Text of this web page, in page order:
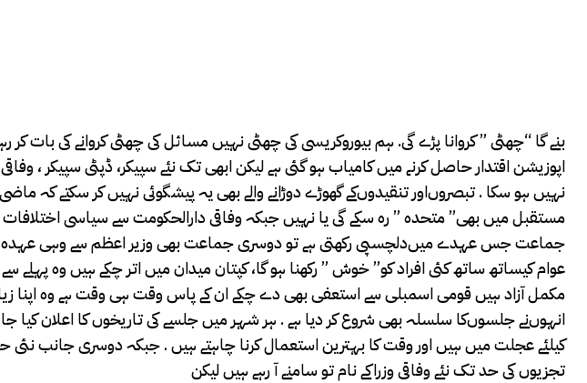
بنے گا “چھٹی ” کروانا پڑے گی. ہم بیوروکریسی کی چھٹی نہیں مسائل کی چھٹی کروانے کی
اپوزیشن اقتدار حاصل کرنے میں کامیاب ہو گئی ہے لیکن ابھی تک نئے سپیکر، ڈپٹی سپیکر ،
نہیں ہو سکا . تبصروں‌اور تنقیدوں‌کے گھوڑے دوڑانے والے بھی یہ پیشگوئی نہیں کر سکتے کہ
مستقبل میں بھی” متحدہ ” رہ سکے گی یا نہیں جبکہ وفاقی دارالحکومت سے سیاسی اختلافات
جماعت جس عہدے میں‌دلچسپی رکھتی ہے تو دوسری جماعت بھی وزیر اعظم سے وہی عہدہ
عوام کیساتھ ساتھ کئی افراد کو” خوش ” رکھنا ہو گا، کپتان میدان میں اتر چکے ہیں وہ
مکمل آزاد ہیں قومی اسمبلی سے استعفی بھی دے چکے ان کے پاس وقت ہی وقت ہے وہ اپنا
انہوں‌نے جلسوں‌کا سلسلہ بھی شروع کر دیا ہے . ہر شہر میں جلسے کی تاریخوں کا اعلان کیا
کیلئے عجلت میں ہیں اور وقت کا بہترین استعمال کرنا چاہتے ہیں . جبکہ دوسری جانب نئی
تجزیوں کی حد تک نئے وفاقی وزراکے نام تو سامنے آ رہے ہیں لیکن